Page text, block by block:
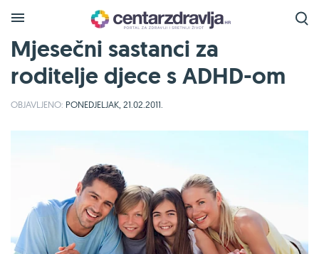
Mjesečni sastanci za
roditelje djece s ADHD-om
OBJAVLJENO: PONEDJELJAK, 21.02.2011.